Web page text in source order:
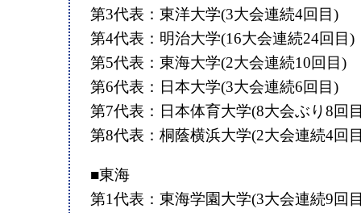
第3代表：東洋大学(3大会連続4回目)
第4代表：明治大学(16大会連続24回目)
第5代表：東海大学(2大会連続10回目)
第6代表：日本大学(3大会連続6回目)
第7代表：日本体育大学(8大会ぶり8回
第8代表：桐蔭横浜大学(2大会連続4回
■東海
第1代表：東海学園大学(3大会連続9回